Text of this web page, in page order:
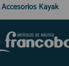
Accesorios Kayak